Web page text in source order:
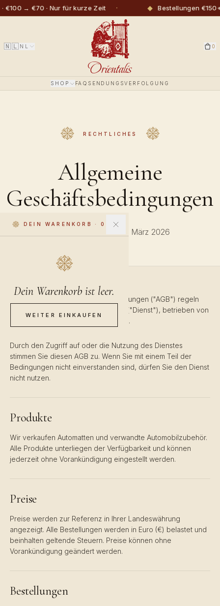
€100 → €70 · Nur für kurze Zeit ◆ Bestellungen
🇳🇱 NL 0
SHOP FAQ SENDUNGSVERFOLGUNG
DEIN WARENKORB · 0
Dein Warenkorb ist leer.
WEITER EINKAUFEN
RECHTLICHES
Allgemeine
Geschäftsbedingungen
Zuletzt aktualisiert: 27. März 2026
Diese Allgemeinen Geschäftsbedingungen ("AGB") regeln
Ihre Nutzung der Orientalis-Website ("Dienst"), betrieben von
Orientalis ("uns", "wir" oder "unser").
Durch den Zugriff auf oder die Nutzung des Dienstes
stimmen Sie diesen AGB zu. Wenn Sie mit einem Teil der
Bedingungen nicht einverstanden sind, dürfen Sie den Dienst
nicht nutzen.
Produkte
Wir verkaufen Automatten und verwandte Automobilzubehör.
Alle Produkte unterliegen der Verfügbarkeit und können
jederzeit ohne Vorankündigung eingestellt werden.
Preise
Preise werden zur Referenz in Ihrer Landeswährung
angezeigt. Alle Bestellungen werden in Euro (€) belastet und
beinhalten geltende Steuern. Preise können ohne
Vorankündigung geändert werden.
Bestellungen